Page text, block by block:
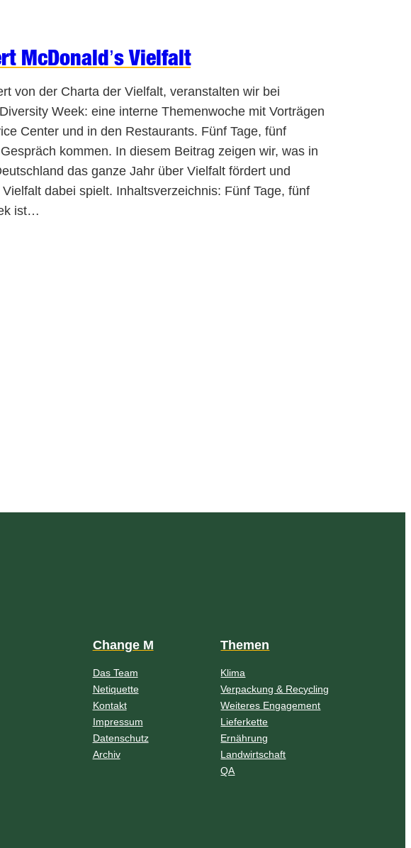
McDonald’s Vielfalt
von der Charta der Vielfalt, veranstalten wir bei
Week: eine interne Themenwoche mit Vorträgen
Center und in den Restaurants. Fünf Tage, fünf
kommen. In diesem Beitrag zeigen wir, was in
das ganze Jahr über Vielfalt fördert und
dabei spielt. Inhaltsverzeichnis: Fünf Tage, fünf
ist…
Change M
Das Team
Netiquette
Kontakt
Impressum
Datenschutz
Archiv
Themen
Klima
Verpackung & Recycling
Weiteres Engagement
Lieferkette
Ernährung
Landwirtschaft
QA